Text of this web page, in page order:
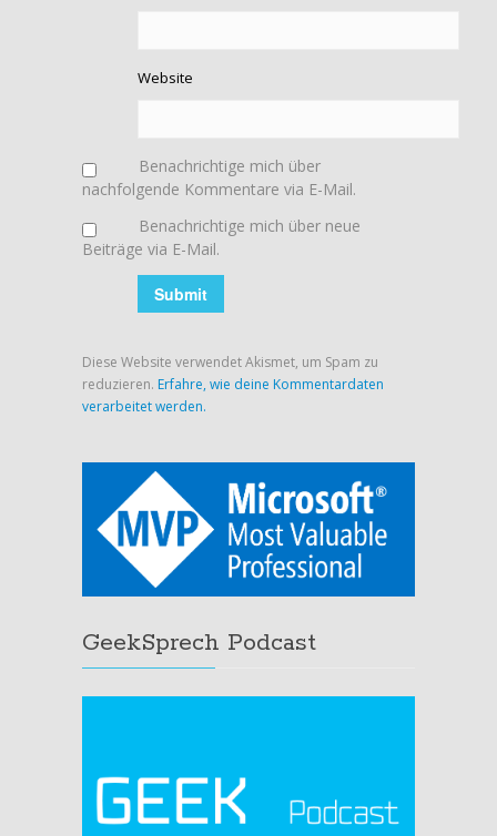
Website
Benachrichtige mich über
nachfolgende Kommentare via E-Mail.
Benachrichtige mich über neue
Beiträge via E-Mail.
Diese Website verwendet Akismet, um Spam zu
reduzieren. Erfahre, wie deine Kommentardaten
verarbeitet werden.
GeekSprech Podcast